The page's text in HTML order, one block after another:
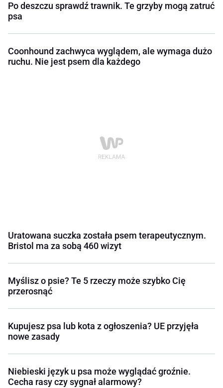
Po deszczu sprawdź trawnik. Te grzyby mogą zatruć
psa
Coonhound zachwyca wyglądem, ale wymaga dużo
ruchu. Nie jest psem dla każdego
Uratowana suczka została psem terapeutycznym.
Bristol ma za sobą 460 wizyt
Myślisz o psie? Te 5 rzeczy może szybko Cię
przerosnąć
Kupujesz psa lub kota z ogłoszenia? UE przyjęła
nowe zasady
Niebieski język u psa może wyglądać groźnie.
Cecha rasy czy sygnał alarmowy?